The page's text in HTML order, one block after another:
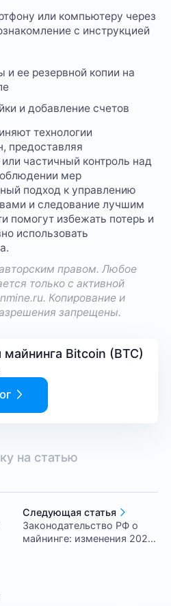
или компьютеру через
с инструкцией
ее резервной копии на
и добавление счетов
технологии
предоставляя
частичный контроль над
мер
подход к управлению
и следование лучшим
помогут избежать потерь и
использовать
правом. Любое
только с активной
. Копирование и
запрещены.
Bitcoin (BTC)
на статью
Следующая статья
Законодательство РФ о
майнинге: изменения 2024